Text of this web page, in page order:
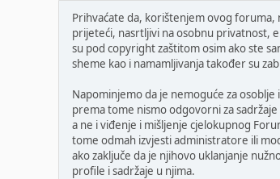
Prihvaćate da, korištenjem ovog foruma,
prijeteći, nasrtljivi na osobnu privatnost,
su pod copyright zaštitom osim ako ste
sheme kao i namamljivanja također su
Napominjemo da je nemoguće za
prema tome nismo odgovorni za
a ne i viđenje i mišljenje cjelokupnog
tome odmah izvjesti administratore ili
ako zaključe da je njihovo uklanjanje
profile i sadržaje u njima.